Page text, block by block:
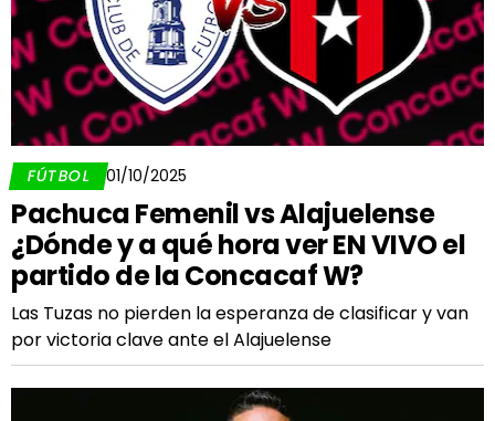
FÚTBOL 01/10/2025
Pachuca Femenil vs Alajuelense
¿Dónde y a qué hora ver EN VIVO el
partido de la Concacaf W?
Las Tuzas no pierden la esperanza de clasificar y van
por victoria clave ante el Alajuelense